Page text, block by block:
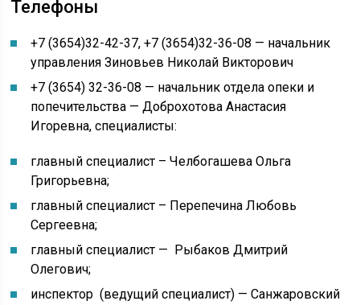
Телефоны
+7 (3654)32-42-37, +7 (3654)32-36-08 — начальник
управления Зиновьев Николай Викторович
+7 (3654) 32-36-08 — начальник отдела опеки и
попечительства — Доброхотова Анастасия
Игоревна, специалисты:
главный специалист – Челбогашева Ольга
Григорьевна;
главный специалист – Перепечина Любовь
Сергеевна;
главный специалист — Рыбаков Дмитрий
Олегович;
инспектор (ведущий специалист) — Санжаровский